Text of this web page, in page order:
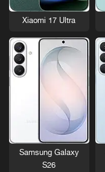
Xiaomi 17 Ultra
Samsung Galaxy
S26